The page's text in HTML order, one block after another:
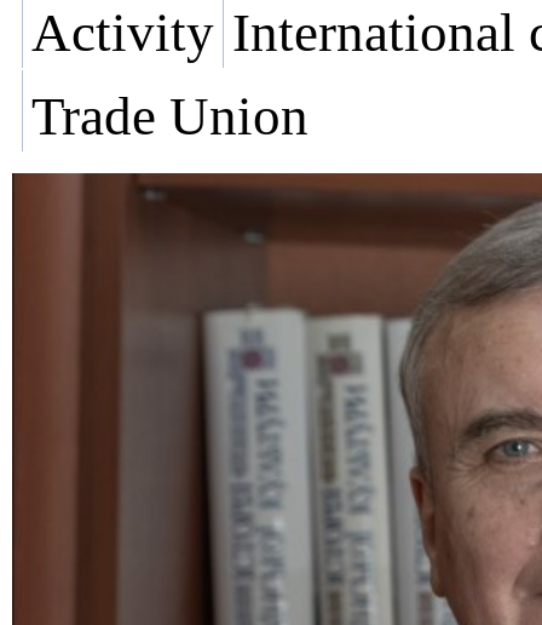
Activity International
Trade Union